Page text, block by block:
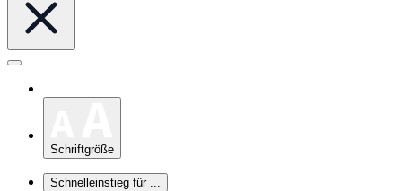
Schriftgröße
Schnelleinstieg für ...